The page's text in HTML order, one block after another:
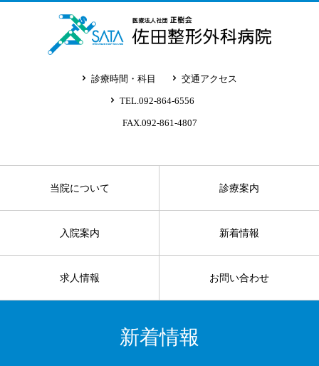
診療時間・科目 交通アクセス
TEL.092-864-6556
FAX.092-861-4807
当院について 診療案内
入院案内 新着情報
求人情報 お問い合わせ
新着情報